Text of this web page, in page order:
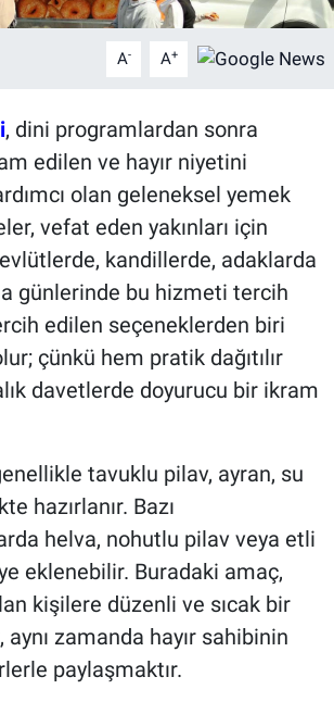
A- A+
, dini programlardan sonra
edilen ve hayır niyetini
olan geleneksel yemek
vefat eden yakınları için
kandillerde, adaklarda
günlerinde bu hizmeti tercih
edilen seçeneklerden biri
çünkü hem pratik dağıtılır
davetlerde doyurucu bir ikram
tavuklu pilav, ayran, su
hazırlanır. Bazı
helva, nohutlu pilav veya etli
eklenebilir. Buradaki amaç,
kişilere düzenli ve sıcak bir
zamanda hayır sahibinin
paylaşmaktır.